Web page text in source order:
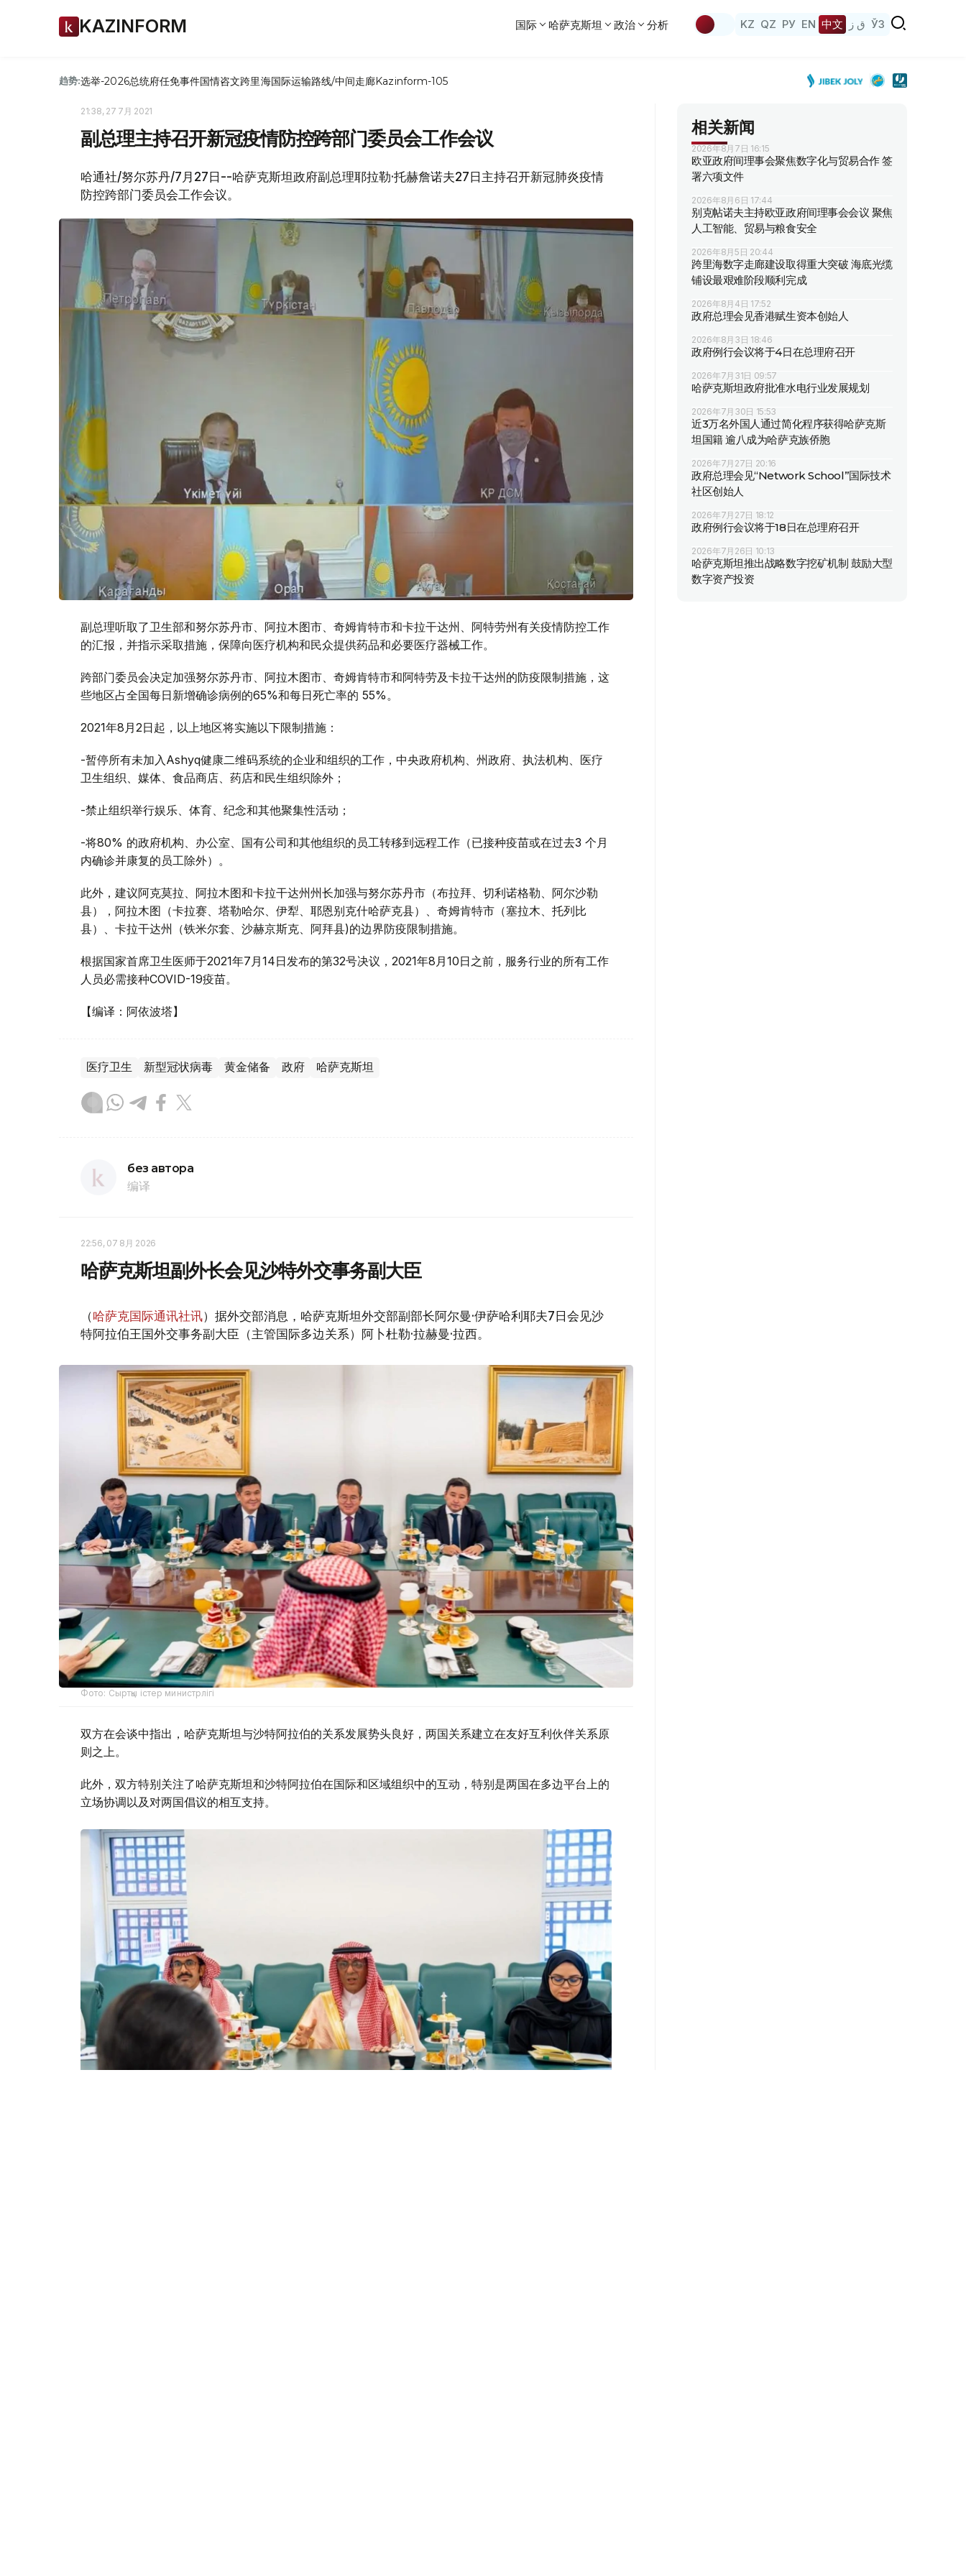
KAZINFORM 国际 哈萨克斯坦 政治 分析 KZ QZ РУ EN 中文 ق ز ЎЗ
趋势:选举-2026总统府任免事件国情咨文跨里海国际运输路线/中间走廊Kazinform-105
21:38, 27 7月 2021
副总理主持召开新冠疫情防控跨部门委员会工作会议
哈通社/努尔苏丹/7月27日--哈萨克斯坦政府副总理耶拉勒·托赫詹诺夫27日主持召开新冠肺炎疫情
防控跨部门委员会工作会议。
副总理听取了卫生部和努尔苏丹市、阿拉木图市、奇姆肯特市和卡拉干达州、阿特劳州有关疫情防控工作
的汇报，并指示采取措施，保障向医疗机构和民众提供药品和必要医疗器械工作。
跨部门委员会决定加强努尔苏丹市、阿拉木图市、奇姆肯特市和阿特劳及卡拉干达州的防疫限制措施，这
些地区占全国每日新增确诊病例的65%和每日死亡率的 55%。
2021年8月2日起，以上地区将实施以下限制措施：
-暂停所有未加入Ashyq健康二维码系统的企业和组织的工作，中央政府机构、州政府、执法机构、医疗
卫生组织、媒体、食品商店、药店和民生组织除外；
-禁止组织举行娱乐、体育、纪念和其他聚集性活动；
-将80% 的政府机构、办公室、国有公司和其他组织的员工转移到远程工作（已接种疫苗或在过去3 个月
内确诊并康复的员工除外）。
此外，建议阿克莫拉、阿拉木图和卡拉干达州州长加强与努尔苏丹市（布拉拜、切利诺格勒、阿尔沙勒
县），阿拉木图（卡拉赛、塔勒哈尔、伊犁、耶恩别克什哈萨克县）、奇姆肯特市（塞拉木、托列比
县）、卡拉干达州（铁米尔套、沙赫京斯克、阿拜县)的边界防疫限制措施。
根据国家首席卫生医师于2021年7月14日发布的第32号决议，2021年8月10日之前，服务行业的所有工作
人员必需接种COVID-19疫苗。
【编译：阿依波塔】
医疗卫生 新型冠状病毒 黄金储备 政府 哈萨克斯坦
без автора
编译
22:56, 07 8月 2026
哈萨克斯坦副外长会见沙特外交事务副大臣
（哈萨克国际通讯社讯）据外交部消息，哈萨克斯坦外交部副部长阿尔曼·伊萨哈利耶夫7日会见沙
特阿拉伯王国外交事务副大臣（主管国际多边关系）阿卜杜勒·拉赫曼·拉西。
Фото: Сыртқы істер министрлігі
双方在会谈中指出，哈萨克斯坦与沙特阿拉伯的关系发展势头良好，两国关系建立在友好互利伙伴关系原
则之上。
此外，双方特别关注了哈萨克斯坦和沙特阿拉伯在国际和区域组织中的互动，特别是两国在多边平台上的
立场协调以及对两国倡议的相互支持。
相关新闻
2026年8月7日 16:15
欧亚政府间理事会聚焦数字化与贸易合作 签
署六项文件
2026年8月6日 17:44
别克帖诺夫主持欧亚政府间理事会会议 聚焦
人工智能、贸易与粮食安全
2026年8月5日 20:44
跨里海数字走廊建设取得重大突破 海底光缆
铺设最艰难阶段顺利完成
2026年8月4日 17:52
政府总理会见香港赋生资本创始人
2026年8月3日 18:46
政府例行会议将于4日在总理府召开
2026年7月31日 09:57
哈萨克斯坦政府批准水电行业发展规划
2026年7月30日 15:53
近3万名外国人通过简化程序获得哈萨克斯
坦国籍 逾八成为哈萨克族侨胞
2026年7月27日 20:16
政府总理会见“Network School”国际技术
社区创始人
2026年7月27日 18:12
政府例行会议将于18日在总理府召开
2026年7月26日 10:13
哈萨克斯坦推出战略数字挖矿机制 鼓励大型
数字资产投资